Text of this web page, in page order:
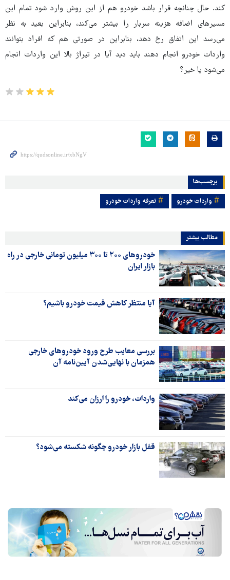
کند. حال چنانچه قرار باشد خودرو هم از این روش وارد شود تمام این
مسیرهای اضافه هزینه سربار را بیشتر می‌کند، بنابراین بعید به ‌نظر
می‌رسد این اتفاق رخ دهد، بنابراین در صورتی هم که افراد بتوانند
واردات خودرو انجام دهند باید دید آیا در تیراژ بالا این واردات انجام
می‌شود یا خیر؟
برچسب‌ها
واردات خودرو تعرفه واردات خودرو
مطالب بیشتر
خودروهای ۲۰۰ تا ۳۰۰ میلیون تومانی خارجی در راه
بازار ایران
آیا منتظر کاهش قیمت خودرو باشیم؟
بررسی معایب طرح ورود خودروهای خارجی
همزمان با نهایی‌شدن آیین‌نامه آن
واردات، خودرو را ارزان می‌کند
قفل بازار خودرو چگونه شکسته می‌شود؟